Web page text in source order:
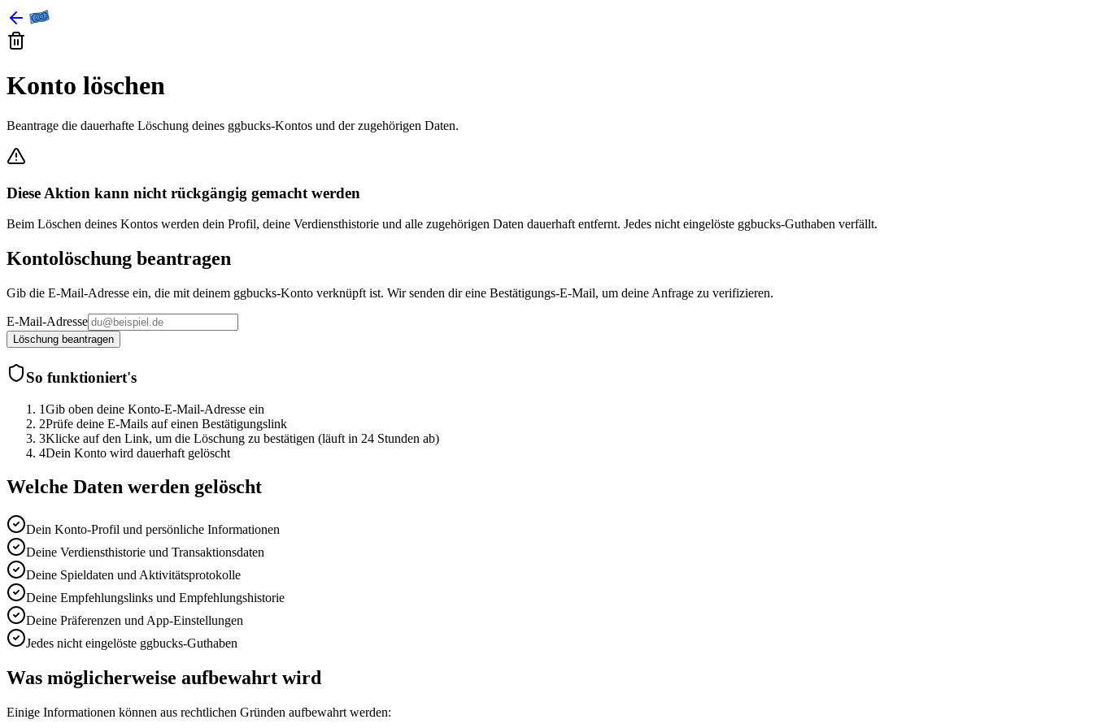
Konto löschen
Beantrage die dauerhafte Löschung deines ggbucks-Kontos und der zugehörigen Daten.
Diese Aktion kann nicht rückgängig gemacht werden
Beim Löschen deines Kontos werden dein Profil, deine Verdiensthistorie und alle zugehörigen Daten dauerhaft entfernt. Jedes nicht eingelöste ggbucks-Guthaben verfällt.
Kontolöschung beantragen
Gib die E-Mail-Adresse ein, die mit deinem ggbucks-Konto verknüpft ist. Wir senden dir eine Bestätigungs-E-Mail, um deine Anfrage zu verifizieren.
E-Mail-Adresse
Löschung beantragen
So funktioniert's
1Gib oben deine Konto-E-Mail-Adresse ein
2Prüfe deine E-Mails auf einen Bestätigungslink
3Klicke auf den Link, um die Löschung zu bestätigen (läuft in 24 Stunden ab)
4Dein Konto wird dauerhaft gelöscht
Welche Daten werden gelöscht
Dein Konto-Profil und persönliche Informationen
Deine Verdiensthistorie und Transaktionsdaten
Deine Spieldaten und Aktivitätsprotokolle
Deine Empfehlungslinks und Empfehlungshistorie
Deine Präferenzen und App-Einstellungen
Jedes nicht eingelöste ggbucks-Guthaben
Was möglicherweise aufbewahrt wird
Einige Informationen können aus rechtlichen Gründen aufbewahrt werden: